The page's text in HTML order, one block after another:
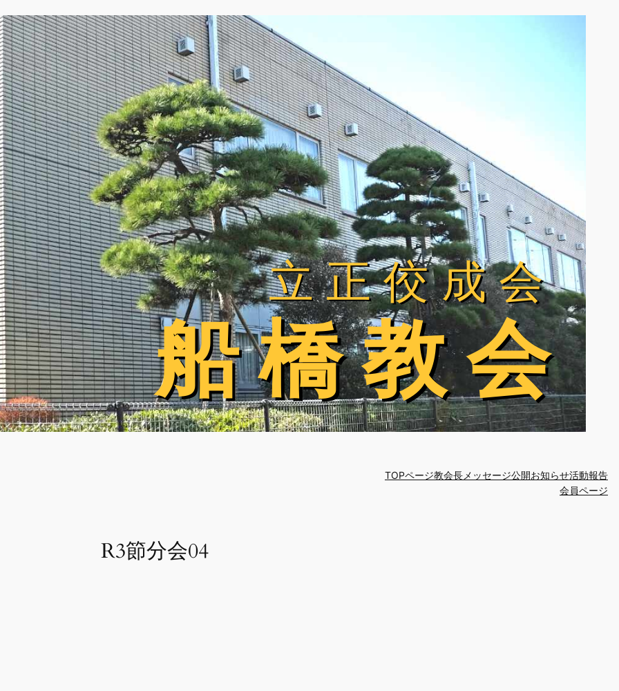
立正佼成会
立正佼成会
船 橋 教 会
船 橋 教 会
TOPページ教会長メッセージ公開お知らせ活動報告
会員ページ
R3節分会04